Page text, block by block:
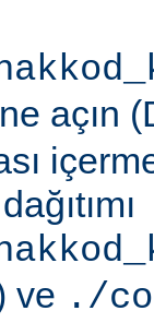
açın
ve ./